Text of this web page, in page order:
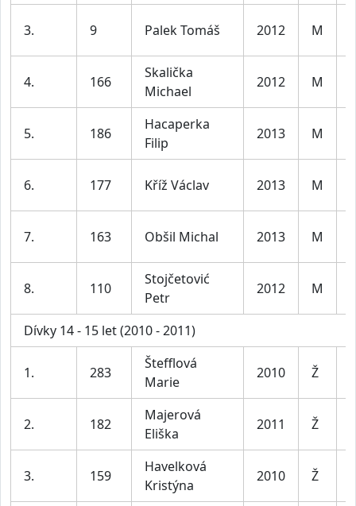
3. 9 Palek Tomáš 2012 M
4. 166
Skalička
Michael
2012 M
5. 186
Hacaperka
Filip
2013 M
6. 177 Kříž Václav 2013 M
7. 163 Obšil Michal 2013 M
8. 110
Stojčetović
Petr
2012 M
Dívky 14 - 15 let (2010 - 2011)
1. 283
Štefflová
Marie
2010 Ž
2. 182
Majerová
Eliška
2011 Ž
3. 159
Havelková
Kristýna
2010 Ž